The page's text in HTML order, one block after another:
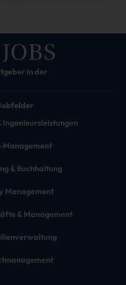
in der
Management
& Buchhaltung
Management
& Management